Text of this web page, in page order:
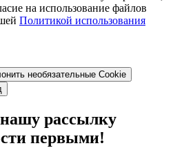
на использование файлов
Политикой использования
необязательные Cookie
рассылку
первыми!